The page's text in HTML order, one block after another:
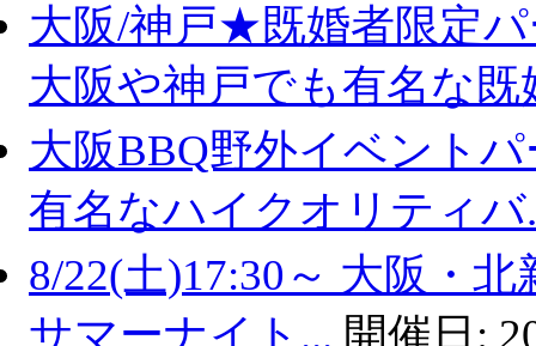
大阪/神戸★既婚者限定
大阪や神戸でも有名な既
大阪BBQ野外イベント
有名なハイクオリティバ
8/22(土)17:30～ 大阪・
サマーナイト... 開催日: